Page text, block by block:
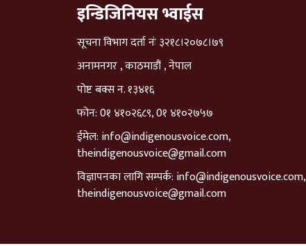
इन्डिजिनियस भ्वाईस
सूचना विभाग दर्ता नंः ३२१८।२०७८।७९
अनामनगर , काठमाडौं , नेपाल
पोष्ट बक्स न. १३४१६
फोन: 0१ ४१०२६८९, 0१ ४१०२७५७
ईमेल: info@indigenousvoice.com,
theindigenousvoice@gmail.com
विज्ञापनका लागि सम्पर्क: info@indigenousvoice.com,
theindigenousvoice@gmail.com